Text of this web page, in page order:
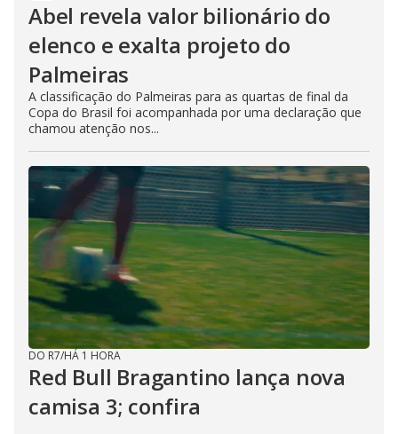
Abel revela valor bilionário do
elenco e exalta projeto do
Palmeiras
A classificação do Palmeiras para as quartas de final da
Copa do Brasil foi acompanhada por uma declaração que
chamou atenção nos...
DO R7/HÁ 1 HORA
Red Bull Bragantino lança nova
camisa 3; confira